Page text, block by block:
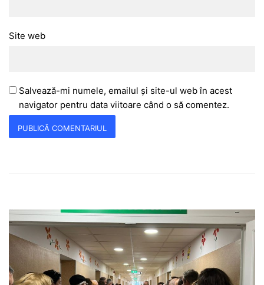
Site web
Salvează-mi numele, emailul și site-ul web în acest
navigator pentru data viitoare când o să comentez.